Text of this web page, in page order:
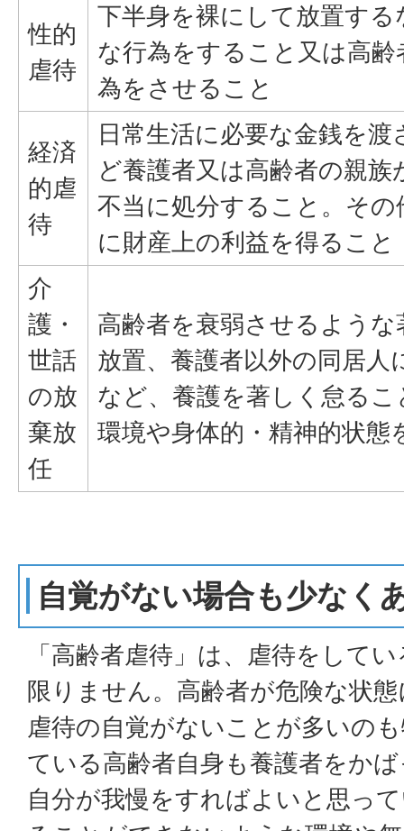
性的
虐待
下半身を裸にして放置す
な行為をすること又は高
為をさせること
経済
的虐
待
日常生活に必要な金銭を
ど養護者又は高齢者の親
不当に処分すること。そ
に財産上の利益を得ること
介
護・
世話
の放
棄放
任
高齢者を衰弱させるよう
放置、養護者以外の同居人
など、養護を著しく怠る
環境や身体的・精神的状態
自覚がない場合も少なく
「高齢者虐待」は、虐待をして
限りません。高齢者が危険な状
虐待の自覚がないことが多いの
ている高齢者自身も養護者をか
自分が我慢をすればよいと思っ